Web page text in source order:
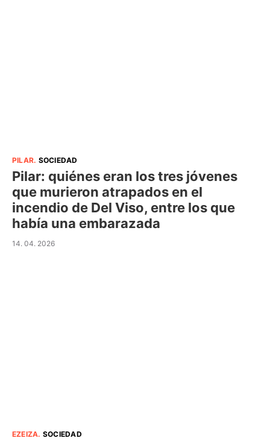
PILAR. SOCIEDAD
Pilar: quiénes eran los tres jóvenes
que murieron atrapados en el
incendio de Del Viso, entre los que
había una embarazada
14. 04. 2026
EZEIZA. SOCIEDAD